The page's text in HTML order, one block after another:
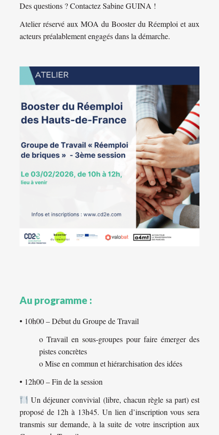
Des questions ? Contactez Sabine GUINA !
Atelier réservé aux MOA du Booster du Réemploi et aux
acteurs préalablement engagés dans la démarche.
Au programme :
• 10h00 – Début du Groupe de Travail
o Travail en sous-groupes pour faire émerger des
pistes concrètes
o Mise en commun et hiérarchisation des idées
• 12h00 – Fin de la session
Un déjeuner convivial (libre, chacun règle sa part) est
proposé de 12h à 13h45. Un lien d’inscription vous sera
transmis sur demande, à la suite de votre inscription aux